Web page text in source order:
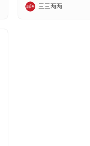
三三两两